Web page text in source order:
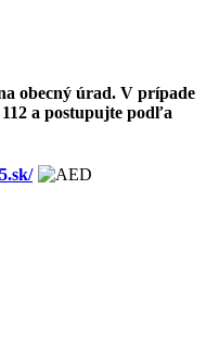
obecný úrad. V prípade
a postupujte podľa